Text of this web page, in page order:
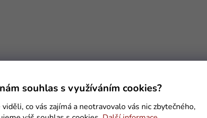
souhlas s využíváním cookies?
co vás zajímá a neotravovalo vás nic zbytečného,